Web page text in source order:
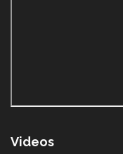
Videos